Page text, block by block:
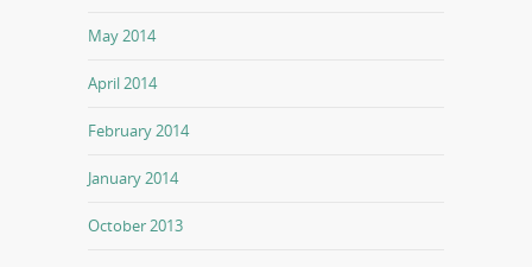
May 2014
April 2014
February 2014
January 2014
October 2013